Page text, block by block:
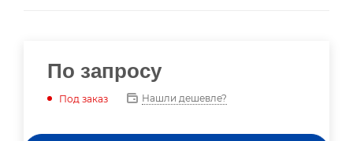
По запросу
Под заказ Нашли дешевле?